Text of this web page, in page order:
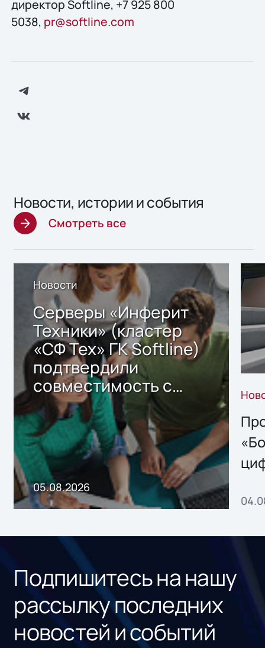
директор Softline, +7 925 800
5038, pr@softline.com
Новости, истории и события
Смотреть все
Новости
Серверы «Инферит
Техники» (кластер
«СФ Тех» ГК Softline)
подтвердили
совместимость с
решением Sharx
Storage 2.x для
хранения данных
05.08.2026
Подпишитесь на нашу
рассылку последних
новостей и событий